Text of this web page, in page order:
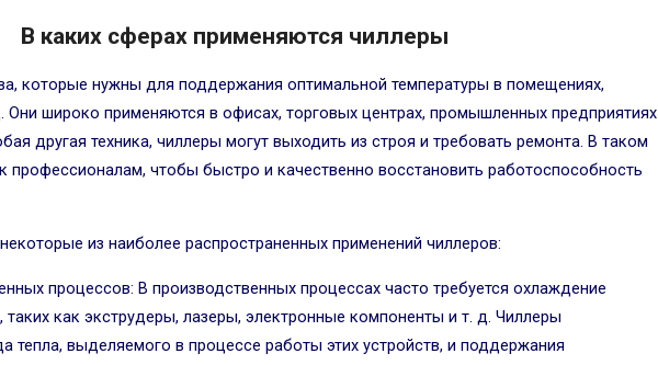
В каких сферах применяются чиллеры
которые нужны для поддержания оптимальной температуры в помещениях,
Они широко применяются в офисах, торговых центрах, промышленных предприятиях
другая техника, чиллеры могут выходить из строя и требовать ремонта. В таком
профессионалам, чтобы быстро и качественно восстановить работоспособность
из наиболее распространенных применений чиллеров:
процессов: В производственных процессах часто требуется охлаждение
таких как экструдеры, лазеры, электронные компоненты и т. д. Чиллеры
тепла, выделяемого в процессе работы этих устройств, и поддержания